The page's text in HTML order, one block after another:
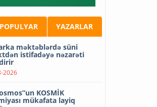
POPULYAR YAZARLAR
məktəblərdə süni
istifadəyə nəzarəti
2026
KOSMİK
mükafata layiq